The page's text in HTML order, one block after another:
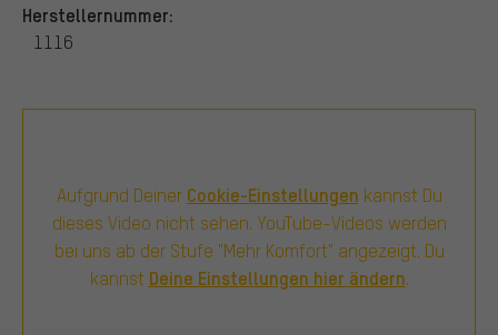
Herstellernummer:
1116
Aufgrund Deiner Cookie-Einstellungen kannst Du
dieses Video nicht sehen. YouTube-Videos werden
bei uns ab der Stufe "Mehr Komfort" angezeigt. Du
kannst Deine Einstellungen hier ändern.